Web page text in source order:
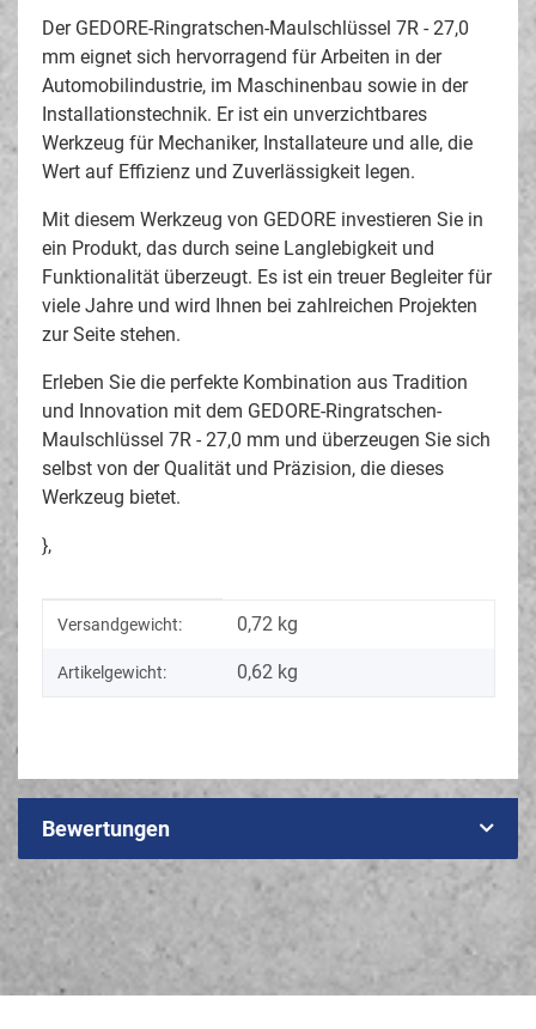
Der GEDORE-Ringratschen-Maulschlüssel 7R - 27,0
mm eignet sich hervorragend für Arbeiten in der
Automobilindustrie, im Maschinenbau sowie in der
Installationstechnik. Er ist ein unverzichtbares
Werkzeug für Mechaniker, Installateure und alle, die
Wert auf Effizienz und Zuverlässigkeit legen.
Mit diesem Werkzeug von GEDORE investieren Sie in
ein Produkt, das durch seine Langlebigkeit und
Funktionalität überzeugt. Es ist ein treuer Begleiter für
viele Jahre und wird Ihnen bei zahlreichen Projekten
zur Seite stehen.
Erleben Sie die perfekte Kombination aus Tradition
und Innovation mit dem GEDORE-Ringratschen-
Maulschlüssel 7R - 27,0 mm und überzeugen Sie sich
selbst von der Qualität und Präzision, die dieses
Werkzeug bietet.
},
Produkteigenschaft
Wert
Versandgewicht: 0,72 kg
Artikelgewicht: 0,62 kg
Bewertungen